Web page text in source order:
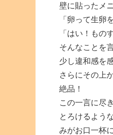
壁に貼ったメ
「卵って生卵
「はい！もの
そんなことを
少し違和感を
さらにその上
絶品！
この一言に尽
とろけるよう
みがお口一杯